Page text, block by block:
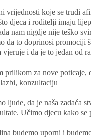
vrijednosti koje se trudi
djeca i roditelji imaju
nam nigdje nije teško
da to doprinosi
i da je to jedan od
prilikom za nove
konzultaciju
ljude, da je naša zadaća
Učimo djecu kako
budemo uporni i